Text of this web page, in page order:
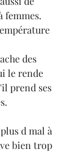
femmes.
des
le rende
prend ses
d mal à
bien trop